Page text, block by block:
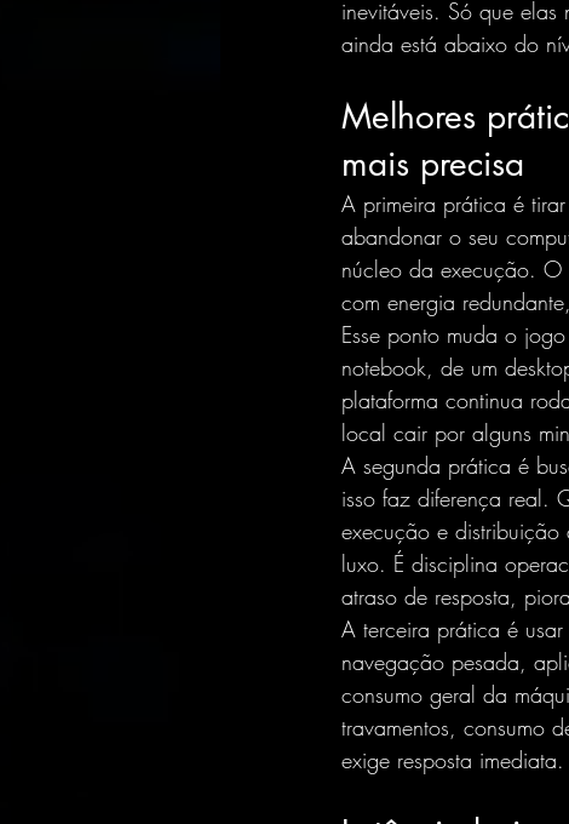
inevitáveis. Só que
ainda está abaixo do
Melhores
mais precisa
A primeira prática é
abandonar o seu
núcleo da execução. O
com energia
Esse ponto muda o
notebook, de um
plataforma continua
local cair por alguns
A segunda prática é
isso faz diferença real.
execução e
luxo. É disciplina
atraso de resposta,
A terceira prática é
navegação pesada,
consumo geral da
travamentos, consumo
exige resposta imediata.